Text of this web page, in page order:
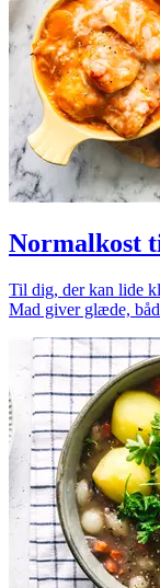
Normalkost
Til dig, der kan lide
Mad giver glæde,